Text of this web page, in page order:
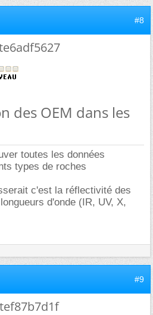
#8
des OEM dans les
toutes les données
types de roches
c'est la réflectivité des
d'onde (IR, UV, X,
#9